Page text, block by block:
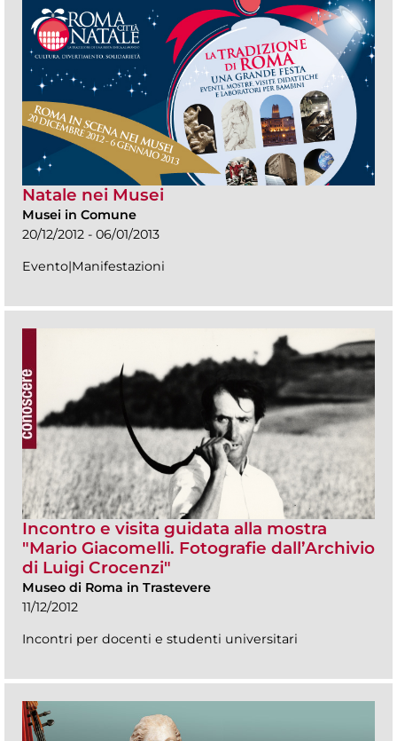
Natale nei Musei
Musei in Comune
20/12/2012 - 06/01/2013
Evento|Manifestazioni
Incontro e visita guidata alla mostra
"Mario Giacomelli. Fotografie dall’Archivio
di Luigi Crocenzi"
Museo di Roma in Trastevere
11/12/2012
Incontri per docenti e studenti universitari